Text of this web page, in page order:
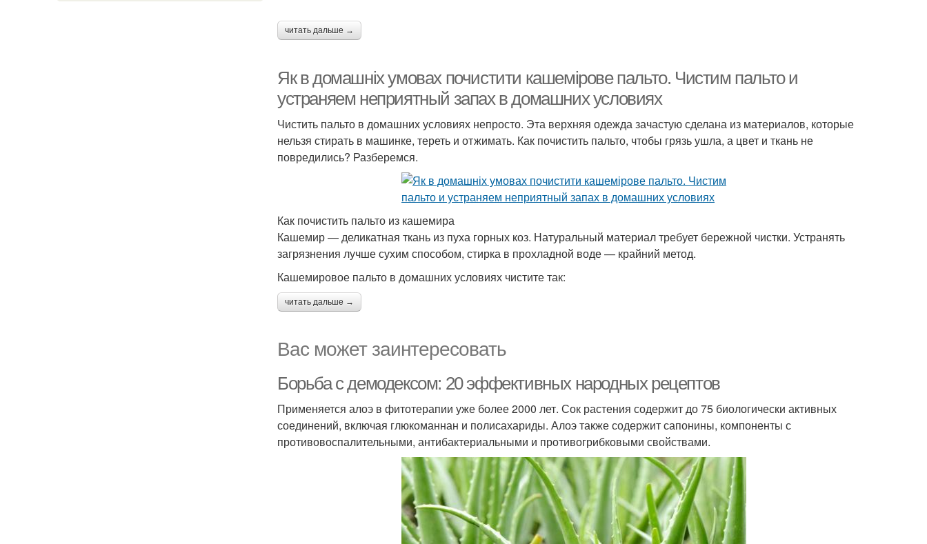
читать дальше →
Як в домашніх умовах почистити кашемірове пальто. Чистим пальто и
устраняем неприятный запах в домашних условиях
Чистить пальто в домашних условиях непросто. Эта верхняя одежда зачастую сделана из материалов, которые
нельзя стирать в машинке, тереть и отжимать. Как почистить пальто, чтобы грязь ушла, а цвет и ткань не
повредились? Разберемся.
Как почистить пальто из кашемира
Кашемир — деликатная ткань из пуха горных коз. Натуральный материал требует бережной чистки. Устранять
загрязнения лучше сухим способом, стирка в прохладной воде — крайний метод.
Кашемировое пальто в домашних условиях чистите так:
читать дальше →
Вас может заинтересовать
Борьба с демодексом: 20 эффективных народных рецептов
Применяется алоэ в фитотерапии уже более 2000 лет. Сок растения содержит до 75 биологически активных
соединений, включая глюкоманнан и полисахариды. Алоэ также содержит сапонины, компоненты с
противовоспалительными, антибактериальными и противогрибковыми свойствами.